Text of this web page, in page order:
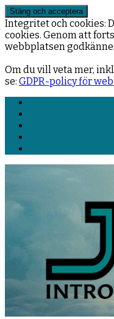
Integritet och cookies:
cookies. Genom att
webbplatsen
Om du vill veta mer,
se: GDPR-policy för